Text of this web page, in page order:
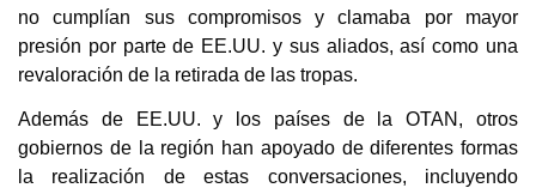
no cumplían sus compromisos y clamaba por mayor
presión por parte de EE.UU. y sus aliados, así como una
revaloración de la retirada de las tropas.
Además de EE.UU. y los países de la OTAN, otros
gobiernos de la región han apoyado de diferentes formas
la realización de estas conversaciones, incluyendo